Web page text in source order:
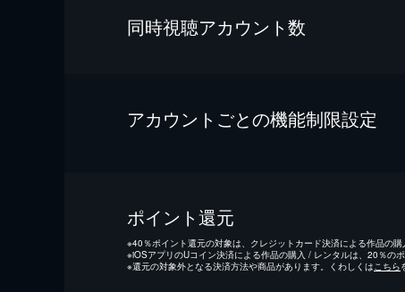
同時視聴アカウント数
アカウントごとの機能制限設定
ポイント還元
※40％ポイント還元の対象は、クレジットカード決済による作品の購
※iOSアプリのUコイン決済による作品の購入 / レンタルは、20％のポ
※還元の対象外となる決済方法や商品があります。くわしくは こちら